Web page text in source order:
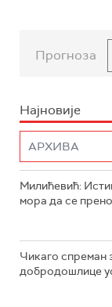
Прогноза
Најновије
Милићевић:
мора да се
Чикаго спреман
добродошлице